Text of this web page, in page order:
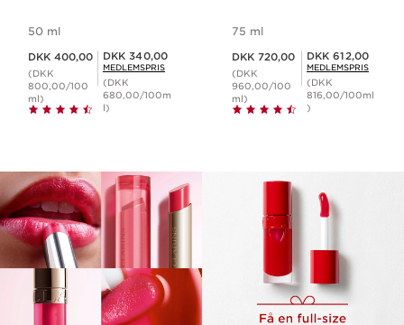
50 ml
DKK 400,00
(DKK
800,00/100
ml)
Medlemspris DKK 340,00
DKK 340,00
MEDLEMSPRIS
(DKK
680,00/100m
l)
75 ml
DKK 720,00
(DKK
960,00/100
ml)
Medlemspris DKK 612,00
DKK 612,00
MEDLEMSPRIS
(DKK
816,00/100ml
)